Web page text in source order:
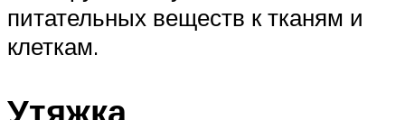
питательных веществ к тканям и
клеткам.